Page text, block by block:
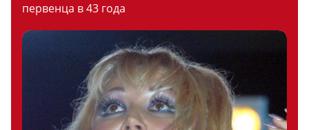
первенца в 43 года